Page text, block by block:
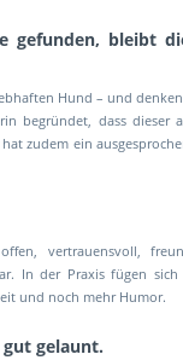
gefunden, bleibt
Hund – und
begründet, dass dieser
zudem ein
vertrauensvoll,
In der Praxis fügen
und noch mehr Humor.
gelaunt.